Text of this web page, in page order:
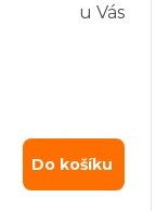
u Vás
Do košíku